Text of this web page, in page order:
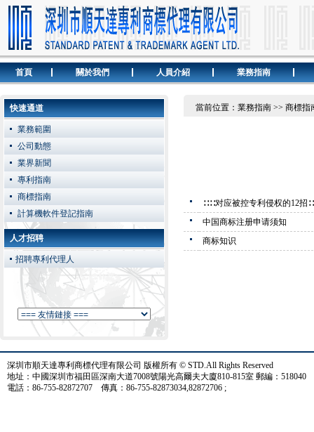
首頁 關於我們 人員介紹 業務指南
快速通道
業務範圍
公司動態
業界新聞
專利指南
商標指南
計算機軟件登記指南
人才招聘
招聘專利代理人
當前位置：業務指南 >> 商標指
∷∷对应被控专利侵权的12招
中国商标注册申请须知
商标知识
深圳市順天達專利商標代理有限公司 版權所有 © STD.All Rights Reserved
地址：中國深圳市福田區深南大道7008號陽光高爾夫大廈810-815室 郵編：518040
電話：86-755-82872707 傳真：86-755-82873034,82872706 ;